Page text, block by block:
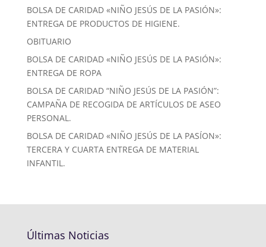
BOLSA DE CARIDAD «NIÑO JESÚS DE LA PASIÓN»:
ENTREGA DE PRODUCTOS DE HIGIENE.
OBITUARIO
BOLSA DE CARIDAD «NIÑO JESÚS DE LA PASIÓN»:
ENTREGA DE ROPA
BOLSA DE CARIDAD “NIÑO JESÚS DE LA PASIÓN”:
CAMPAÑA DE RECOGIDA DE ARTÍCULOS DE ASEO
PERSONAL.
BOLSA DE CARIDAD «NIÑO JESÚS DE LA PASÍON»:
TERCERA Y CUARTA ENTREGA DE MATERIAL
INFANTIL.
Últimas Noticias